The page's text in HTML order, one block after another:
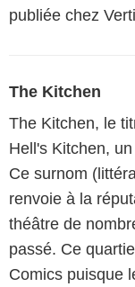
publiée chez
The Kitchen
The Kitchen, le
Hell's Kitchen,
Ce surnom
renvoie à la
théâtre de
passé. Ce
Comics puisque